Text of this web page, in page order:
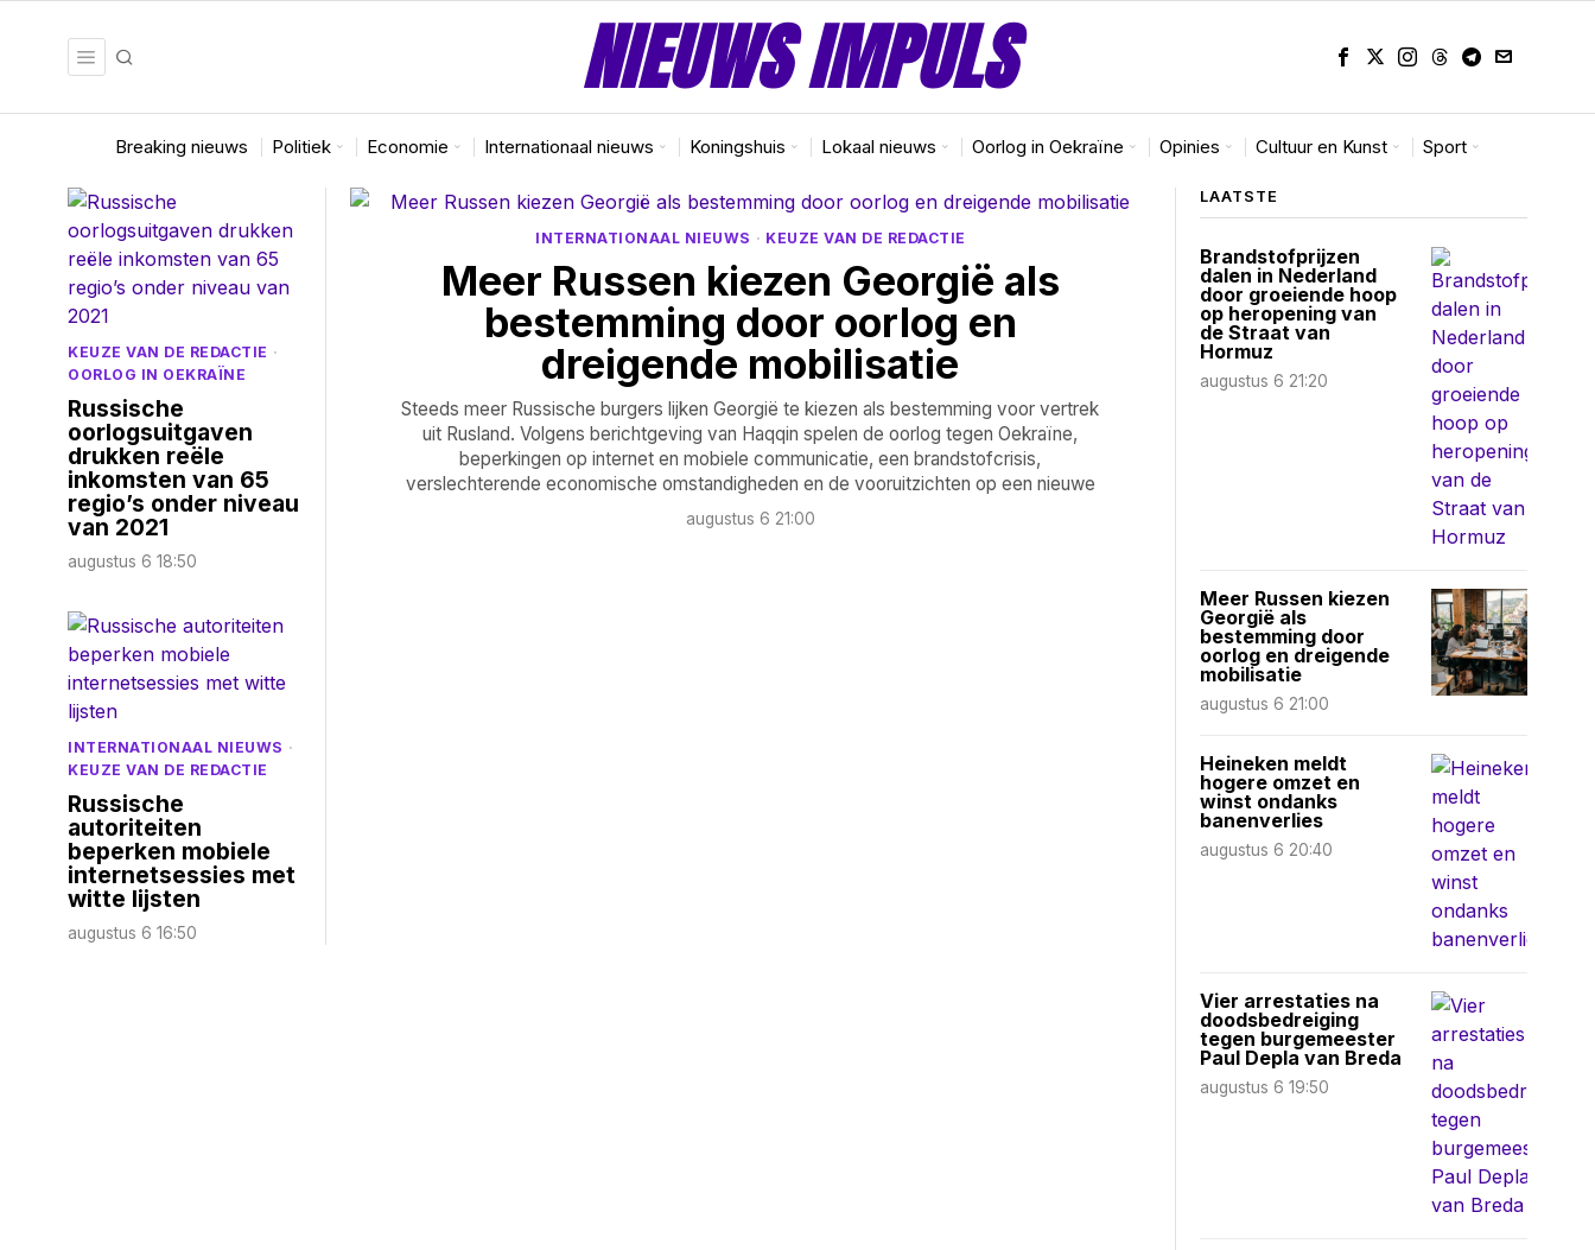
NIEUWS IMPULS
Breaking nieuws Politiek Economie Internationaal nieuws Koningshuis Lokaal nieuws Oorlog in Oekraïne Opinies Cultuur en Kunst Sport
INTERNATIONAAL NIEUWS · KEUZE VAN DE REDACTIE
Meer Russen kiezen Georgië als
bestemming door oorlog en
dreigende mobilisatie
Steeds meer Russische burgers lijken Georgië te kiezen als bestemming voor vertrek
uit Rusland. Volgens berichtgeving van Haqqin spelen de oorlog tegen Oekraïne,
beperkingen op internet en mobiele communicatie, een brandstofcrisis,
verslechterende economische omstandigheden en de vooruitzichten op een nieuwe
augustus 6 21:00
KEUZE VAN DE REDACTIE ·
OORLOG IN OEKRAÏNE
Russische
oorlogsuitgaven
drukken reële
inkomsten van 65
regio’s onder niveau
van 2021
augustus 6 18:50
INTERNATIONAAL NIEUWS ·
KEUZE VAN DE REDACTIE
Russische
autoriteiten
beperken mobiele
internetsessies met
witte lijsten
augustus 6 16:50
LAATSTE
Brandstofprijzen
dalen in Nederland
door groeiende hoop
op heropening van
de Straat van
Hormuz
augustus 6 21:20
Meer Russen kiezen
Georgië als
bestemming door
oorlog en dreigende
mobilisatie
augustus 6 21:00
Heineken meldt
hogere omzet en
winst ondanks
banenverlies
augustus 6 20:40
Vier arrestaties na
doodsbedreiging
tegen burgemeester
Paul Depla van Breda
augustus 6 19:50